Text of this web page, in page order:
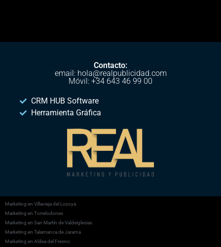
Contacto:
email: hola@realpublicidad.com
Móvil: +34 643 46 99 00
CRM HUB Software
Herramienta Gráfica
Marketing en Villavieja del Lozoya
Marketing en Torrelodones
Marketing en San Martín de Valdeiglesias
Marketing en Talamanca de Jarama
Marketing en Aldea del Fresno